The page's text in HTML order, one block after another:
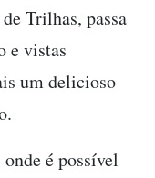
Trilhas, passa
e vistas
um delicioso
é possível